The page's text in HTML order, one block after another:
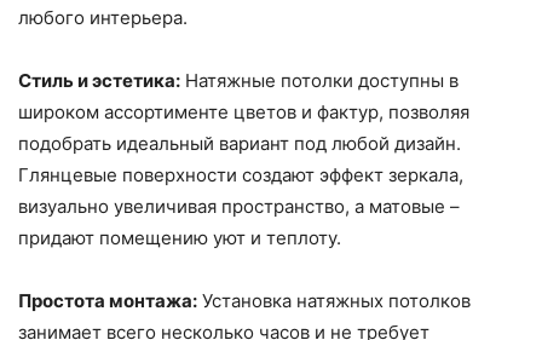
любого интерьера.
Стиль и эстетика: Натяжные потолки доступны в
широком ассортименте цветов и фактур, позволяя
подобрать идеальный вариант под любой дизайн.
Глянцевые поверхности создают эффект зеркала,
визуально увеличивая пространство, а матовые –
придают помещению уют и теплоту.
Простота монтажа: Установка натяжных потолков
занимает всего несколько часов и не требует